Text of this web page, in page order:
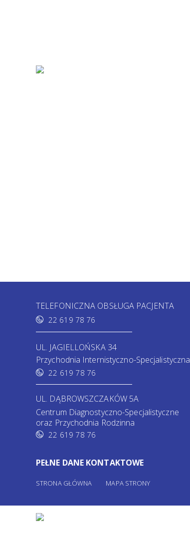
TELEFONICZNA OBSŁUGA PACJENTA
22 619 78 76
UL. JAGIELLOŃSKA 34
Przychodnia Internistyczno-Specjalistyczna
22 619 78 76
UL. DĄBROWSZCZAKÓW 5A
Centrum Diagnostyczno-Specjalistyczne
oraz Przychodnia Rodzinna
22 619 78 76
PEŁNE DANE KONTAKTOWE
STRONA GŁÓWNA MAPA STRONY